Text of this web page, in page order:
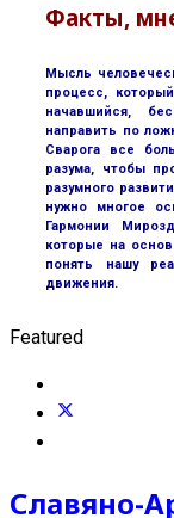
Факты,
Мысль
процесс,
начавшийся,
направить по
Сварога все
разума, чтобы
разумного
нужно многое
Гармонии
которые на
понять нашу
движения.
Featured